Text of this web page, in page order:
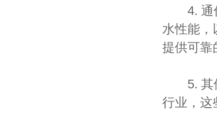
4. 通信
水性能，
提供可靠
5. 其他
行业，这